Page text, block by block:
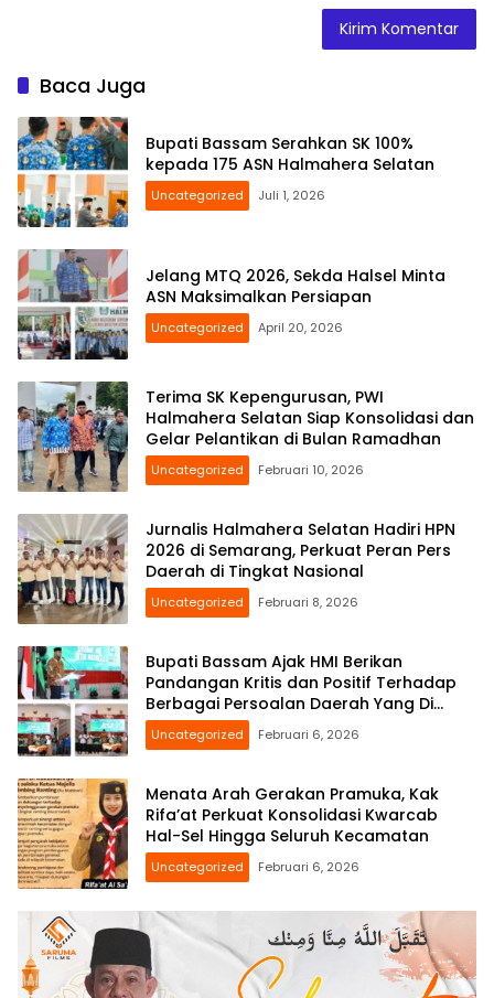
Baca Juga
Bupati Bassam Serahkan SK 100%
kepada 175 ASN Halmahera Selatan
Uncategorized Juli 1, 2026
Jelang MTQ 2026, Sekda Halsel Minta
ASN Maksimalkan Persiapan
Uncategorized April 20, 2026
Terima SK Kepengurusan, PWI
Halmahera Selatan Siap Konsolidasi dan
Gelar Pelantikan di Bulan Ramadhan
Uncategorized Februari 10, 2026
Jurnalis Halmahera Selatan Hadiri HPN
2026 di Semarang, Perkuat Peran Pers
Daerah di Tingkat Nasional
Uncategorized Februari 8, 2026
Bupati Bassam Ajak HMI Berikan
Pandangan Kritis dan Positif Terhadap
Berbagai Persoalan Daerah Yang Di
Hadapi Bersama
Uncategorized Februari 6, 2026
Menata Arah Gerakan Pramuka, Kak
Rifa’at Perkuat Konsolidasi Kwarcab
Hal-Sel Hingga Seluruh Kecamatan
Uncategorized Februari 6, 2026